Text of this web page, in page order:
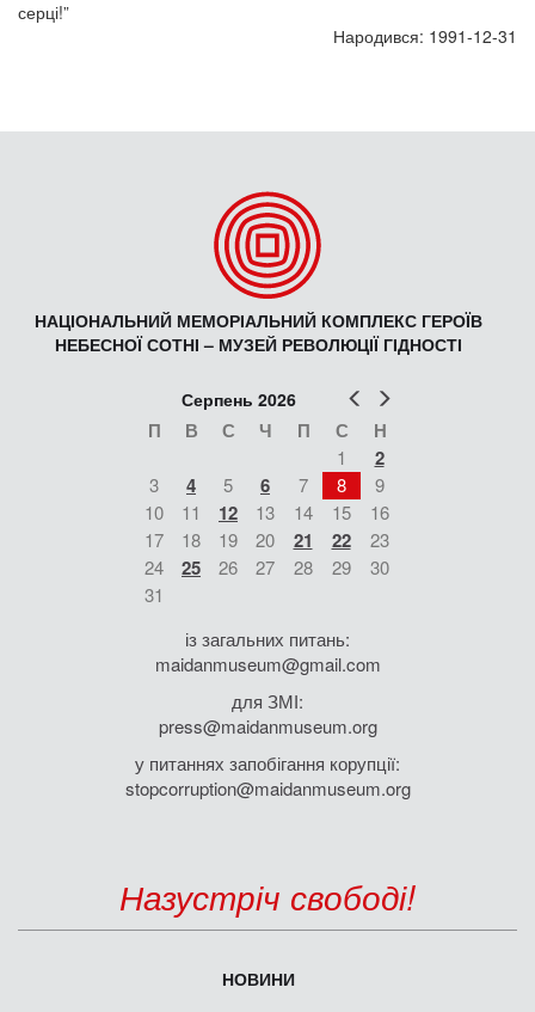
серці!”
Народився: 1991-12-31
НАЦІОНАЛЬНИЙ МЕМОРІАЛЬНИЙ КОМПЛЕКС ГЕРОЇВ
НЕБЕСНОЇ СОТНІ – МУЗЕЙ РЕВОЛЮЦІЇ ГІДНОСТІ
Попер
Серпень 2026
П В С Ч П С Н
1 2
3 4 5 6 7 8
9
10
11 12 13 14 15
16
17
18 19 20 21 22
23
24
25 26 27 28 29
30
31
із загальних питань:
maidanmuseum@gmail.com
для ЗМІ:
press@maidanmuseum.org
у питаннях запобігання корупції:
stopcorruption@maidanmuseum.org
Назустріч свободі!
НОВИНИ